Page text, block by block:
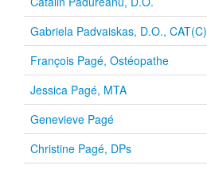
Gabriela Padvaiskas, D.O., CAT(C)
François Pagé, Ostéopathe
Jessica Pagé, MTA
Genevieve Pagé
Christine Pagé, DPs